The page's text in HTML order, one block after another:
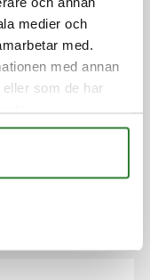
medier och
med.
med annan
som de har
KORSVIMPEL